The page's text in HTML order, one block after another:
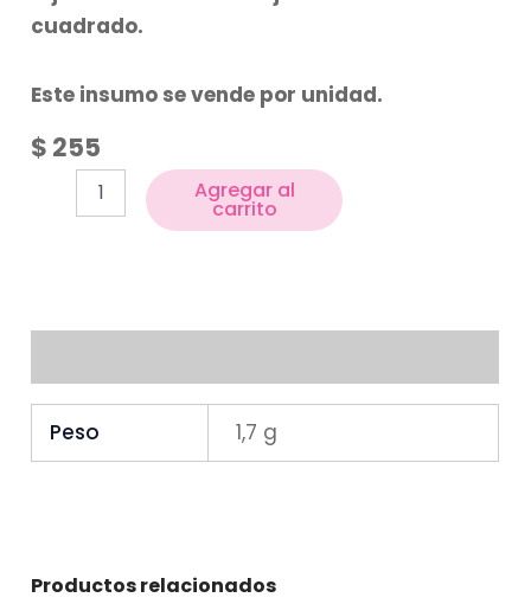
cuadrado.
Este insumo se vende por unidad.
$ 255
Agregar al
carrito
Peso 1,7 g
Productos relacionados